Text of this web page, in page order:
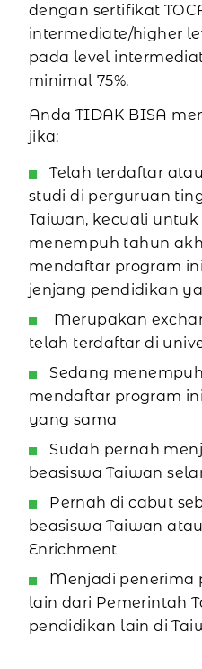
dengan sertifikat
intermediate/higher
pada level
minimal 75%.
Anda TIDAK BISA
jika:
Telah terdaftar
studi di perguruan
Taiwan, kecuali
menempuh tahun
mendaftar program
jenjang pendidikan
Merupakan
telah terdaftar di
Sedang
mendaftar program
yang sama
Sudah pernah
beasiswa Taiwan
Pernah di cabut
beasiswa Taiwan
Enrichment
Menjadi penerima
lain dari Pemerintah
pendidikan lain di